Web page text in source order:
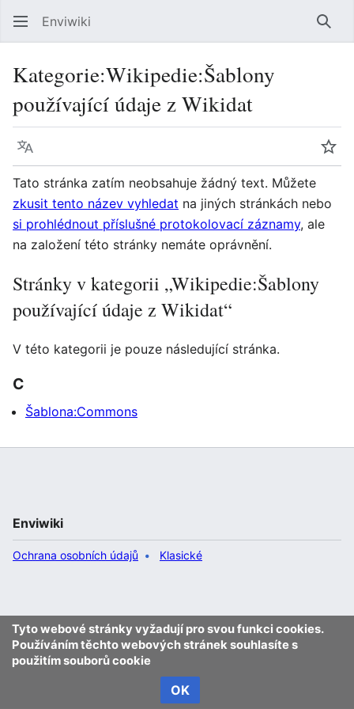
Enviwiki
Kategorie:Wikipedie:Šablony
používající údaje z Wikidat
Jazyk
Tato stránka zatím neobsahuje žádný text. Můžete
zkusit tento název vyhledat na jiných stránkách nebo
si prohlédnout příslušné protokolovací záznamy, ale
na založení této stránky nemáte oprávnění.
Stránky v kategorii „Wikipedie:Šablony
používající údaje z Wikidat“
V této kategorii je pouze následující stránka.
C
Šablona:Commons
Tyto webové stránky vyžadují pro svou funkci cookies.
Používáním těchto webových stránek souhlasíte s
použitím souborů cookie
OK
Enviwiki
Ochrana osobních údajů Klasické